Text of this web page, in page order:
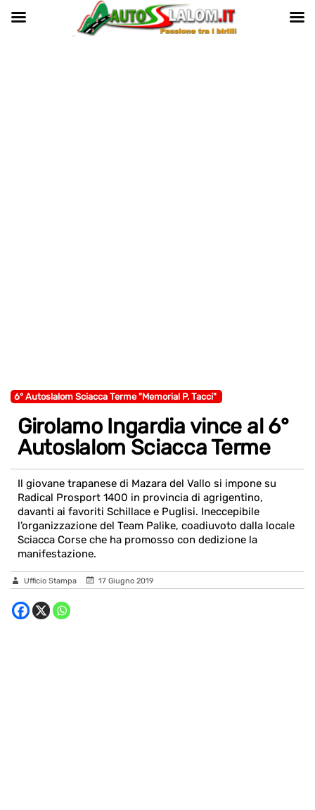
6° Autoslalom Sciacca Terme "Memorial P. Tacci"
Girolamo Ingardia vince al 6°
Autoslalom Sciacca Terme
Il giovane trapanese di Mazara del Vallo si impone su
Radical Prosport 1400 in provincia di agrigentino,
davanti ai favoriti Schillace e Puglisi. Ineccepibile
l’organizzazione del Team Palike, coadiuvoto dalla locale
Sciacca Corse che ha promosso con dedizione la
manifestazione.
Ufficio Stampa 17 Giugno 2019